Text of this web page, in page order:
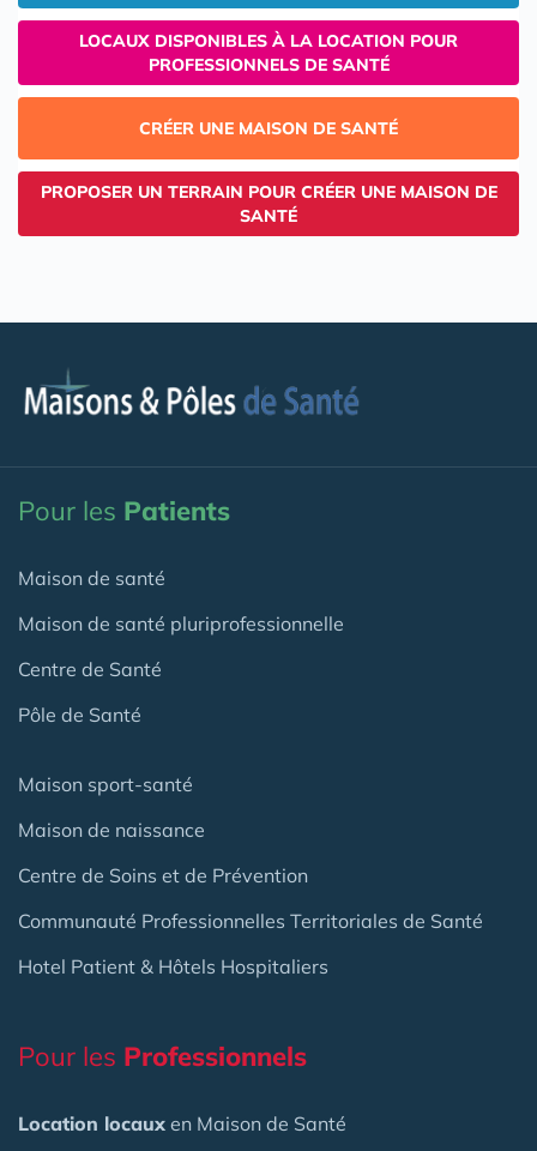
LOCAUX DISPONIBLES À LA LOCATION POUR
PROFESSIONNELS DE SANTÉ
CRÉER UNE MAISON DE SANTÉ
PROPOSER UN TERRAIN POUR CRÉER UNE MAISON DE
SANTÉ
Pour les Patients
Maison de santé
Maison de santé pluriprofessionnelle
Centre de Santé
Pôle de Santé
Maison sport-santé
Maison de naissance
Centre de Soins et de Prévention
Communauté Professionnelles Territoriales de Santé
Hotel Patient & Hôtels Hospitaliers
Pour les Professionnels
Location locaux en Maison de Santé